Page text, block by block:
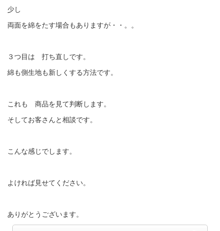
少し
両面を綿をたす場合もありますが・・。。
３つ目は 打ち直しです。
綿も側生地も新しくする方法です。
これも 商品を見て判断します。
そしてお客さんと相談です。
こんな感じでします。
よければ見せてください。
ありがとうございます。